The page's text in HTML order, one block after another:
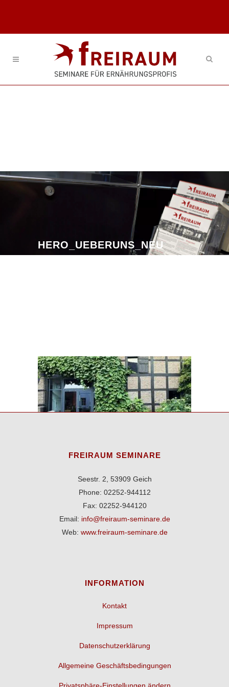
HERO_UEBERUNS_NEU
FREIRAUM SEMINARE
Seestr. 2, 53909 Geich
Phone: 02252-944112
Fax: 02252-944120
Email: info@freiraum-seminare.de
Web: www.freiraum-seminare.de
INFORMATION
Kontakt
Impressum
Datenschutzerklärung
Allgemeine Geschäftsbedingungen